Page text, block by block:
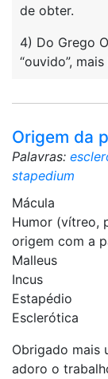
de obter.
4) Do Grego
“ouvido”, mais
Origem da
Palavras:
stapedium
Mácula
Humor (vítreo,
origem com a
Malleus
Incus
Estapédio
Esclerótica
Obrigado mais
adoro o